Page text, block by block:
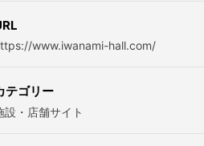
www.iwanami-hall.com/
テゴリー
設・店舗サイト